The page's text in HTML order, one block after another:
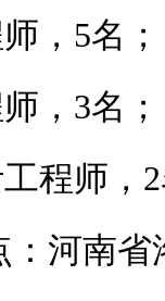
，5名；
，3名；
程师，
：河南